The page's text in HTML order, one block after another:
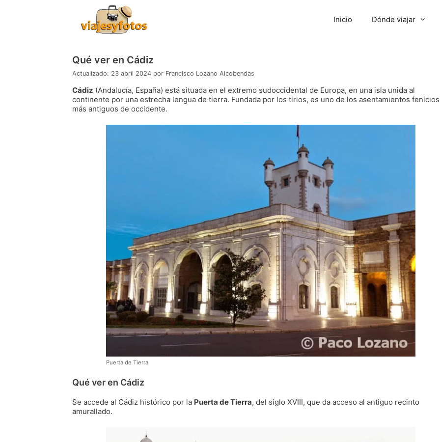
Inicio Dónde viajar
Qué ver en Cádiz
23 abril 2024 por Francisco Lozano Alcobendas
Cádiz (Andalucía, España) está situada en el extremo sudoccidental de Europa, en una isla unida al
continente por una estrecha lengua de tierra. Fundada por los tirios, es uno de los asentamientos fenicios
más antiguos de occidente.
Puerta de Tierra
Qué ver en Cádiz
Se accede al Cádiz histórico por la Puerta de Tierra, del siglo XVIII, que da acceso al antiguo recinto
amurallado.